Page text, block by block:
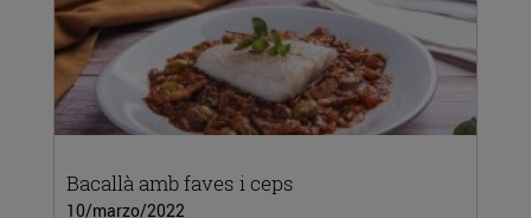
Bacallà amb faves i ceps
10/marzo/2022